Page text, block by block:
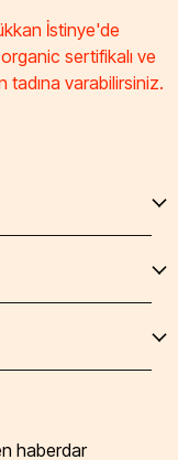
İstinye'de
sertifikalı ve
tadına varabilirsiniz.
haberdar